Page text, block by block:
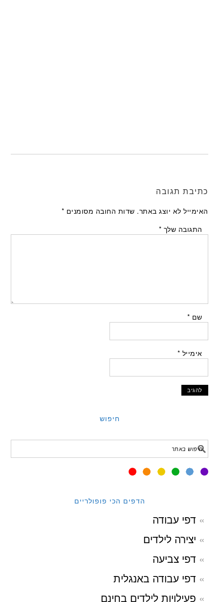
כתיבת תגובה
האימייל לא יוצג באתר. שדות החובה מסומנים *
התגובה שלך *
שם *
אימייל *
חיפוש
הדפים הכי פופולריים
דפי עבודה
יצירה לילדים
דפי צביעה
דפי עבודה באנגלית
פעילויות לילדים בחינם